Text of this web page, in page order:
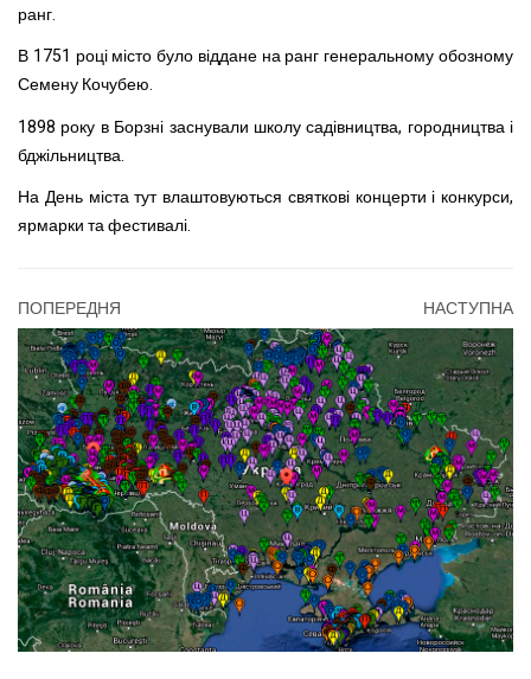
ранг.
В 1751 році місто було віддане на ранг генеральному обозному
Семену Кочубею.
1898 року в Борзні заснували школу садівництва, городництва і
бджільництва.
На День міста тут влаштовуються святкові концерти і конкурси,
ярмарки та фестивалі.
ПОПЕРЕДНЯ НАСТУПНА